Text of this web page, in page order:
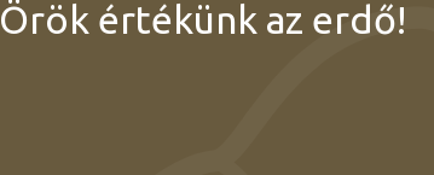
Örök értékünk az erdő!